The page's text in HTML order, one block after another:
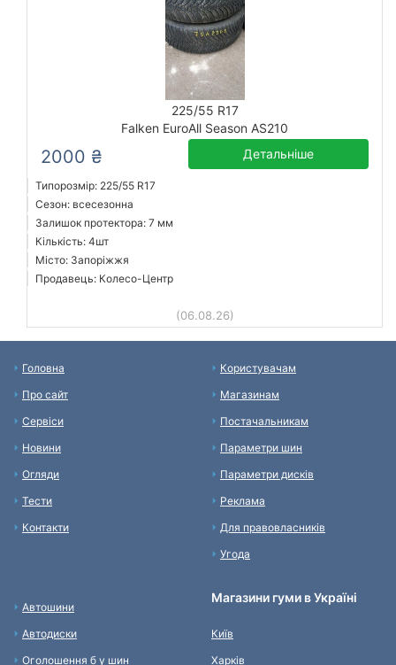
225/55 R17
Falken EuroAll Season AS210
2000 ₴ Детальніше
Типорозмір: 225/55 R17
Сезон: всесезонна
Залишок протектора: 7 мм
Кількість: 4шт
Місто: Запоріжжя
Продавець: Колесо-Центр
(06.08.26)
Головна
Про сайт
Сервіси
Новини
Огляди
Тести
Контакти
Користувачам
Магазинам
Постачальникам
Параметри шин
Параметри дисків
Реклама
Для правовласників
Угода
Автошини
Автодиски
Оголошення б у шин
Магазини гуми в Україні
Київ
Харків